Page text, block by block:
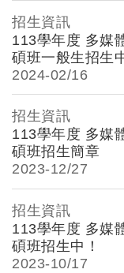
招生資訊
113學年度 多媒
碩班一般生招生
2024-02/16
招生資訊
113學年度 多媒
碩班招生簡章
2023-12/27
招生資訊
113學年度 多媒
碩班招生中！
2023-10/17